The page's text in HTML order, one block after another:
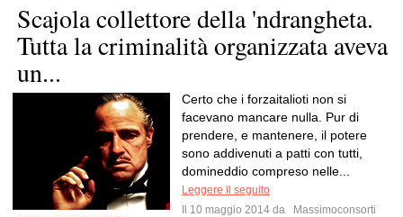
Scajola collettore della 'ndrangheta.
Tutta la criminalità organizzata aveva
un...
Certo che i forzaitalioti non si
facevano mancare nulla. Pur di
prendere, e mantenere, il potere
sono addivenuti a patti con tutti,
domineddio compreso nelle...
Leggere il seguito
Il 10 maggio 2014 da
Massimoconsorti